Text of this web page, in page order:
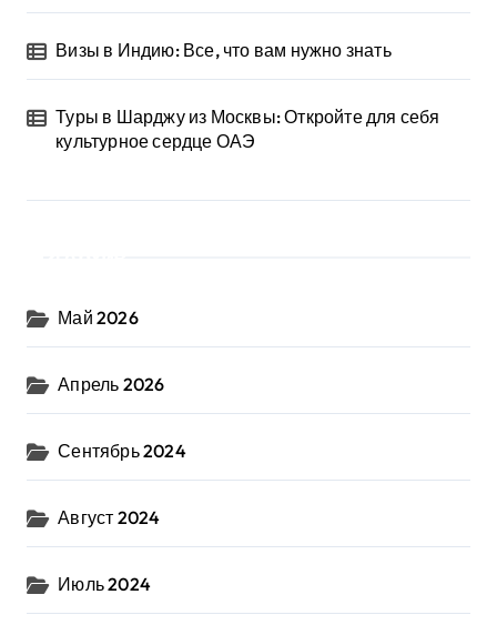
Визы в Индию: Все, что вам нужно знать
Туры в Шарджу из Москвы: Откройте для себя
культурное сердце ОАЭ
Май 2026
Апрель 2026
Сентябрь 2024
Август 2024
Июль 2024